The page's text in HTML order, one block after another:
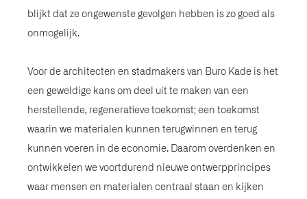
blijkt dat ze ongewenste gevolgen hebben is zo goed als
onmogelijk.
Voor de architecten en stadmakers van Buro Kade is het
een geweldige kans om deel uit te maken van een
herstellende, regeneratieve toekomst; een toekomst
waarin we materialen kunnen terugwinnen en terug
kunnen voeren in de economie. Daarom overdenken en
ontwikkelen we voortdurend nieuwe ontwerpprincipes
waar mensen en materialen centraal staan en kijken